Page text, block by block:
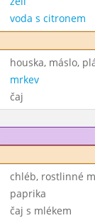
voda s citronem
houska, máslo,
mrkev
čaj
chléb, rostlinné
paprika
čaj s mlékem